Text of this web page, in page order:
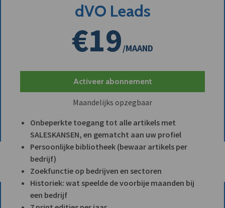
dVO Leads
€19/MAAND
Activeer abonnement
Maandelijks opzegbaar
Onbeperkte toegang tot alle artikels met
SALESKANSEN, en gematcht aan uw profiel
Persoonlijke bibliotheek (bewaar artikels per
bedrijf)
Zoekfunctie op bedrijven en sectoren
Historiek: wat speelde de voorbije maanden bij
een bedrijf